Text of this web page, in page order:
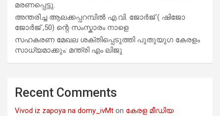
മരണപ്പെട്ടു.
അന്തരിച്ച ആ​ല​ക്ക​പ്പ​റമ്പിൽ​ എ.​വി. ജോ​ർ​ജ് ( ഷിജോ
ജോർജ് ,50) ന്റെ സംസ്കാരം നാളെ
സഹകരണ മേഖല ശക്തിപ്പെടുത്തി പുതുയുഗ കേരളം
സാധ്യമാക്കും: മന്ത്രി എം ലിജു
Recent Comments
Vivod iz zapoya na domy_ivMt on കേരള മീഡിയ